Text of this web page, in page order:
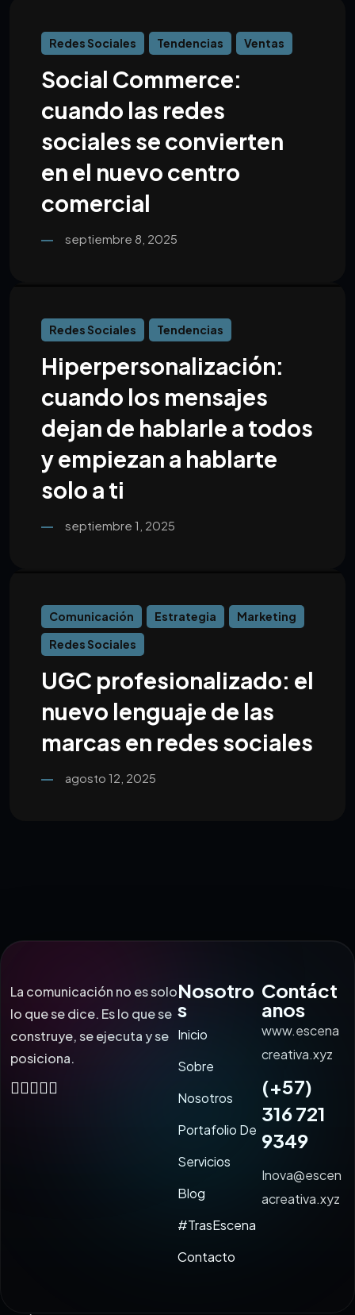
Redes Sociales Tendencias Ventas
Social Commerce:
cuando las redes
sociales se convierten
en el nuevo centro
comercial
septiembre 8, 2025
Redes Sociales Tendencias
Hiperpersonalización:
cuando los mensajes
dejan de hablarle a todos
y empiezan a hablarte
solo a ti
septiembre 1, 2025
Comunicación Estrategia
Marketing
Redes Sociales
UGC profesionalizado: el
nuevo lenguaje de las
marcas en redes sociales
agosto 12, 2025
La comunicación no es solo
lo que se dice. Es lo que se
construye, se ejecuta y se
posiciona.
Nosotro
s
Inicio
Sobre
Nosotros
Portafolio De
Servicios
Blog
#TrasEscena
Contacto
Contáct
anos
www.escena
creativa.xyz
(+57)
316 721
9349
Inova@escen
acreativa.xyz